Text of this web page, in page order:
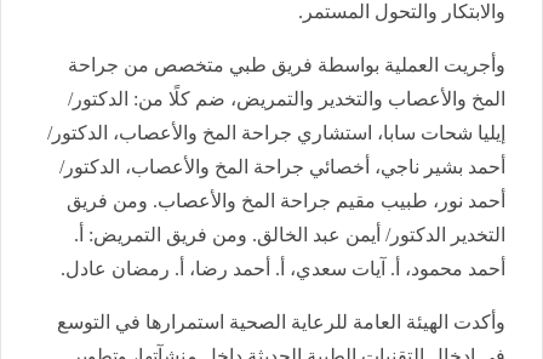
والابتكار والتحول المستمر.
وأجريت العملية بواسطة فريق طبي متخصص من جراحة
المخ والأعصاب والتخدير والتمريض، ضم كلًا من: الدكتور/
إيليا شحات سابا، استشاري جراحة المخ والأعصاب، الدكتور/
أحمد بشير ناجي، أخصائي جراحة المخ والأعصاب، الدكتور/
أحمد نور، طبيب مقيم جراحة المخ والأعصاب. ومن فريق
التخدير الدكتور/ أيمن عبد الخالق. ومن فريق التمريض: أ.
أحمد محمود، أ. آيات سعدي، أ. أحمد رضا، أ. رمضان عادل.
وأكدت الهيئة العامة للرعاية الصحية استمرارها في التوسع